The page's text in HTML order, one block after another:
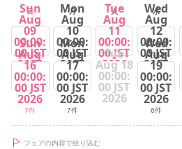
日 月 火 水
Sun
Aug
09
00:00:
00 JST
2026
7件
Mon
Aug
10
00:00:
00 JST
2026
7件
Tue
Aug
11
00:00:
00 JST
2026
7件
Wed
Aug
12
00:00:
00 JST
2026
6件
Sun
Aug
16
00:00:
00 JST
2026
7件
Mon
Aug
17
00:00:
00 JST
2026
7件
Tue
Aug 18
00:00:
00 JST
2026
Wed
Aug
19
00:00:
00 JST
2026
6件
フェアの内容で絞り込む